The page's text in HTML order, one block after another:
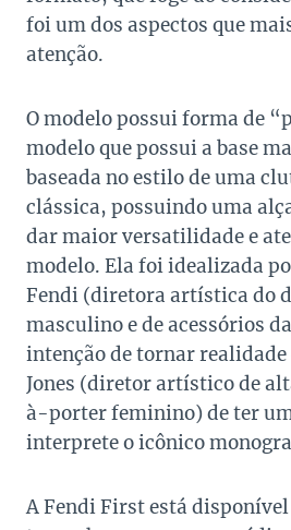
foi um dos aspectos que
atenção.
O modelo possui forma de
modelo que possui a base
baseada no estilo de uma
clássica, possuindo uma
dar maior versatilidade e
modelo. Ela foi idealizada
Fendi (diretora artística do
masculino e de acessórios
intenção de tornar realidade
Jones (diretor artístico de
à-porter feminino) de ter
interprete o icônico
A Fendi First está